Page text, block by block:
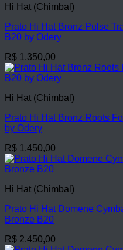
Hi Hat (Chimbal)
Prato Hi Hat Bronz Pulse
B20 by Odery
R$ 1.350,00
Hi Hat (Chimbal)
Prato Hi Hat Bronz Roots
by Odery
R$ 1.450,00
Hi Hat (Chimbal)
Prato Hi Hat Domene
Bronze B20
R$ 2.450,00